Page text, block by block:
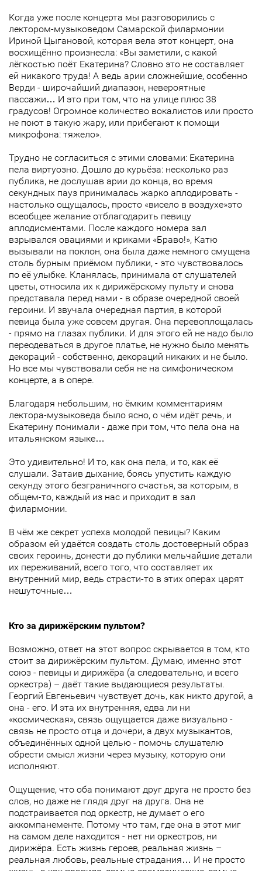
Когда уже после концерта мы разговорились с
лектором-музыковедом Самарской филармонии
Ириной Цыгановой, которая вела этот концерт, она
восхищённо произнесла: «Вы заметили, с какой
лёгкостью поёт Екатерина? Словно это не составляет
ей никакого труда! А ведь арии сложнейшие, особенно
Верди - широчайший диапазон, невероятные
пассажи… И это при том, что на улице плюс 38
градусов! Огромное количество вокалистов или просто
не поют в такую жару, или прибегают к помощи
микрофона: тяжело».
Трудно не согласиться с этими словами: Екатерина
пела виртуозно. Дошло до курьёза: несколько раз
публика, не дослушав арии до конца, во время
секундных пауз принималась жарко аплодировать -
настолько ощущалось, просто «висело в воздухе»это
всеобщее желание отблагодарить певицу
аплодисментами. После каждого номера зал
взрывался овациями и криками «Браво!», Катю
вызывали на поклон, она была даже немного смущена
столь бурным приёмом публики, - это чувствовалось
по её улыбке. Кланялась, принимала от слушателей
цветы, относила их к дирижёрскому пульту и снова
представала перед нами - в образе очередной своей
героини. И звучала очередная партия, в которой
певица была уже совсем другая. Она перевоплощалась
- прямо на глазах публики. И для этого ей не надо было
переодеваться в другое платье, не нужно было менять
декораций - собственно, декораций никаких и не было.
Но все мы чувствовали себя не на симфоническом
концерте, а в опере.
Благодаря небольшим, но ёмким комментариям
лектора-музыковеда было ясно, о чём идёт речь, и
Екатерину понимали - даже при том, что пела она на
итальянском языке…
Это удивительно! И то, как она пела, и то, как её
слушали. Затаив дыхание, боясь упустить каждую
секунду этого безграничного счастья, за которым, в
общем-то, каждый из нас и приходит в зал
филармонии.
В чём же секрет успеха молодой певицы? Каким
образом ей удаётся создать столь достоверный образ
своих героинь, донести до публики мельчайшие детали
их переживаний, всего того, что составляет их
внутренний мир, ведь страсти-то в этих операх царят
нешуточные…
Кто за дирижёрским пультом?
Возможно, ответ на этот вопрос скрывается в том, кто
стоит за дирижёрским пультом. Думаю, именно этот
союз - певицы и дирижёра (а следовательно, и всего
оркестра) – даёт такие выдающиеся результаты.
Георгий Евгеньевич чувствует дочь, как никто другой, а
она - его. И эта их внутренняя, едва ли ни
«космическая», связь ощущается даже визуально -
связь не просто отца и дочери, а двух музыкантов,
объединённых одной целью - помочь слушателю
обрести смысл жизни через музыку, которую они
исполняют.
Ощущение, что оба понимают друг друга не просто без
слов, но даже не глядя друг на друга. Она не
подстраивается под оркестр, не думает о его
аккомпанементе. Потому что там, где она в этот миг
на самом деле находится - нет ни оркестров, ни
дирижёра. Есть жизнь героев, реальная жизнь –
реальная любовь, реальные страдания… И не просто